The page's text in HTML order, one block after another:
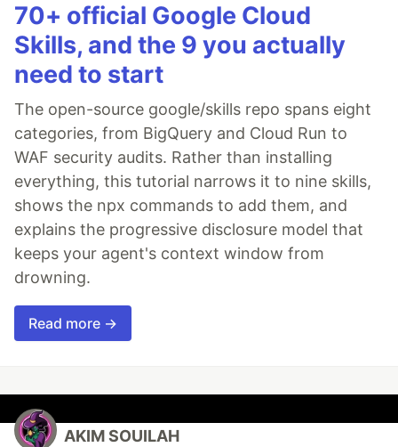
70+ official Google Cloud
Skills, and the 9 you actually
need to start
The open-source google/skills repo spans eight
categories, from BigQuery and Cloud Run to
WAF security audits. Rather than installing
everything, this tutorial narrows it to nine skills,
shows the npx commands to add them, and
explains the progressive disclosure model that
keeps your agent's context window from
drowning.
Read more →
AKIM SOUILAH